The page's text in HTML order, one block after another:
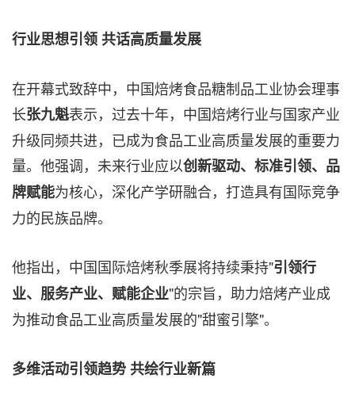
行业思想引领 共话高质量发展
在开幕式致辞中，中国焙烤食品糖制品工业协会理事
长张九魁表示，过去十年，中国焙烤行业与国家产业
升级同频共进，已成为食品工业高质量发展的重要力
量。他强调，未来行业应以创新驱动、标准引领、品
牌赋能为核心，深化产学研融合，打造具有国际竞争
力的民族品牌。
他指出，中国国际焙烤秋季展将持续秉持"引领行
业、服务产业、赋能企业"的宗旨，助力焙烤产业成
为推动食品工业高质量发展的"甜蜜引擎"。
多维活动引领趋势 共绘行业新篇